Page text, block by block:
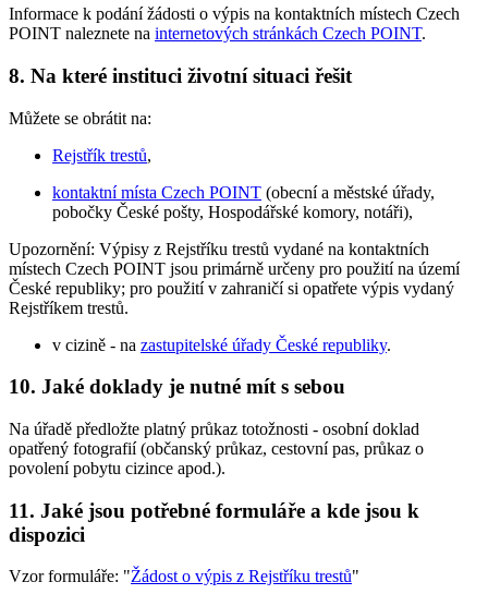
Informace k podání žádosti o výpis na kontaktních místech Czech
POINT naleznete na internetových stránkách Czech POINT.
8. Na které instituci životní situaci řešit
Můžete se obrátit na:
Rejstřík trestů,
kontaktní místa Czech POINT (obecní a městské úřady,
pobočky České pošty, Hospodářské komory, notáři),
Upozornění: Výpisy z Rejstříku trestů vydané na kontaktních
místech Czech POINT jsou primárně určeny pro použití na území
České republiky; pro použití v zahraničí si opatřete výpis vydaný
Rejstříkem trestů.
v cizině - na zastupitelské úřady České republiky.
10. Jaké doklady je nutné mít s sebou
Na úřadě předložte platný průkaz totožnosti - osobní doklad
opatřený fotografií (občanský průkaz, cestovní pas, průkaz o
povolení pobytu cizince apod.).
11. Jaké jsou potřebné formuláře a kde jsou k
dispozici
Vzor formuláře: "Žádost o výpis z Rejstříku trestů"